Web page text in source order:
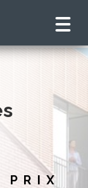
PRIX